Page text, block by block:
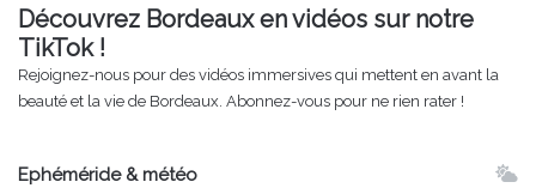
Découvrez Bordeaux en vidéos sur notre
TikTok !
Rejoignez-nous pour des vidéos immersives qui mettent en avant la
beauté et la vie de Bordeaux. Abonnez-vous pour ne rien rater !
Ephéméride & météo